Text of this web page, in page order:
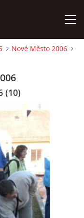
Nové Město 2006
(10)